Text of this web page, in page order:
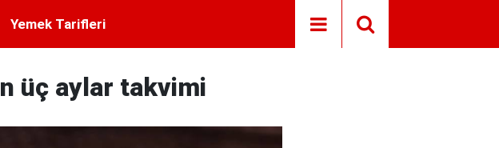
Yemek Tarifleri
üç aylar takvimi